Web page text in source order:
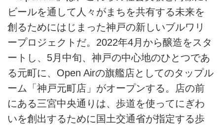
ビールを通して人々がまちを共有する未来を
創るためにはじまった神戸の新しいブルワリ
ープロジェクトだ。2022年4月から醸造をスタ
ートし、5月中旬、神戸の中心地のひとつであ
る元町に、Open Airの旗艦店としてのタップル
ーム「神戸元町店」がオープンする。店の前
にある三宮中央通りは、歩道を使ってにぎわ
いを創出するために国土交通省が指定する歩